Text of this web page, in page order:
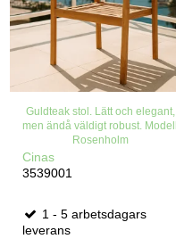
Guldteak stol. Lätt och elegant,
men ändå väldigt robust. Modell
Rosenholm
Cinas
3539001
1 - 5 arbetsdagars
leverans